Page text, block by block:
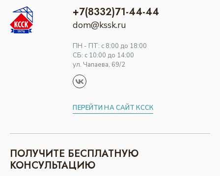
ПОЛУЧИТЕ БЕСПЛАТНУЮ
КОНСУЛЬТАЦИЮ
+7(8332)71-44-44
dom@kssk.ru
ПН - ПТ: с 8:00 до 18:00
СБ: с 10:00 до 14:00
ул. Чапаева, 69/2
ПЕРЕЙТИ НА САЙТ КССК